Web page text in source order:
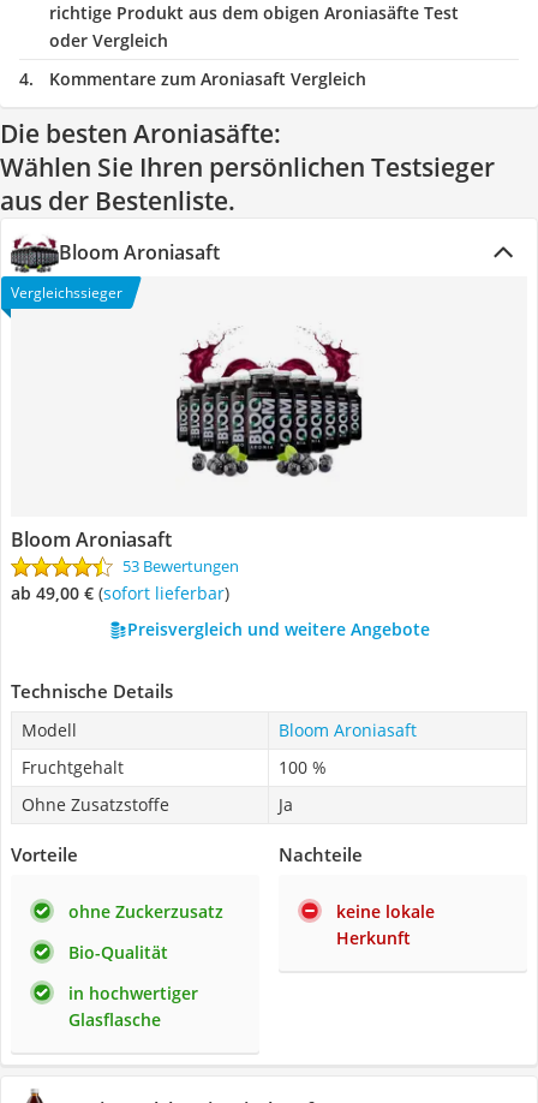
richtige Produkt aus dem obigen Aroniasäfte Test
oder Vergleich
Kommentare zum Aroniasaft Vergleich
Die besten Aroniasäfte:
Wählen Sie Ihren persönlichen Testsieger
aus der Bestenliste.
Bloom Aroniasaft
Vergleichssieger
Bloom Aroniasaft
53 Bewertungen
ab 49,00 € ( Sofort lieferbar)
Preisvergleich und weitere Angebote
Technische Details
Modell
Bloom Aroniasaft
Fruchtgehalt
100 %
Ohne Zusatzstoffe
Ja
Vorteile
ohne Zuckerzusatz
Bio-Qualität
in hochwertiger
Glasflasche
Nachteile
keine lokale
Herkunft